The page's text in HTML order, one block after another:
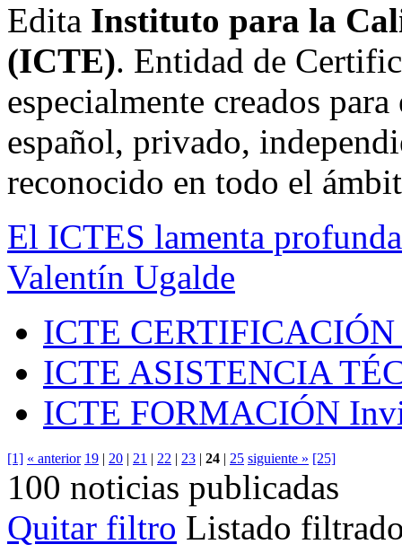
Edita Instituto para la
(ICTE). Entidad de
especialmente creados
español, privado,
reconocido en todo el
El ICTES lamenta
Valentín Ugalde
ICTE CERTIFICACIÓN
ICTE ASISTENCIA
ICTE FORMACIÓN
[1] « anterior 19 | 20 | 21 | 22 | 23 | 24 | 25 siguiente » [25]
100 noticias publicadas
Quitar filtro Listado